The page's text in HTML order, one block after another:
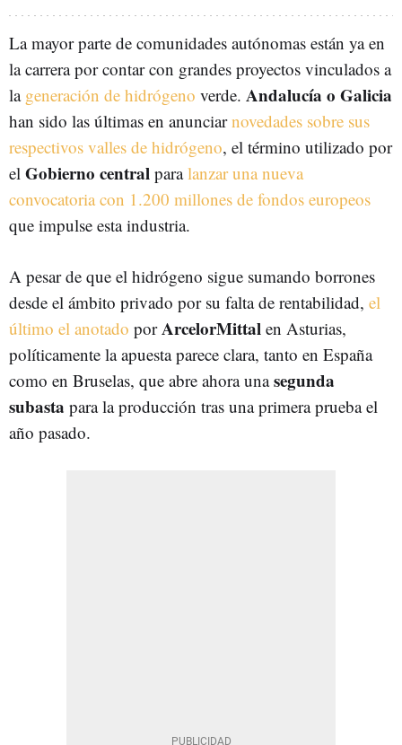
La mayor parte de comunidades autónomas están ya en
la carrera por contar con grandes proyectos vinculados a
la generación de hidrógeno verde. Andalucía o Galicia
han sido las últimas en anunciarnovedades sobre sus
respectivos valles de hidrógeno, el término utilizado por
el Gobierno central paralanzar una nueva
convocatoria con 1.200 millones de fondos europeos
que impulse esta industria.
A pesar de que el hidrógeno sigue sumando borrones
desde el ámbito privado por su falta de rentabilidad, el
último el anotado porArcelorMittal en Asturias,
políticamente la apuesta parece clara, tanto en España
como en Bruselas, que abre ahora unasegunda
subasta para la producción tras una primera prueba el
año pasado.